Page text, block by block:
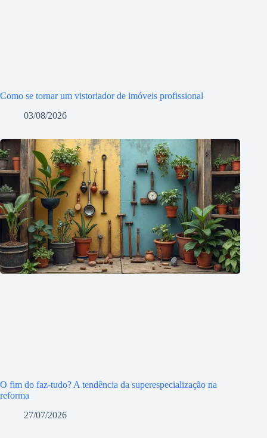
Como se tornar um vistoriador de imóveis profissional
03/08/2026
O fim do faz-tudo? A tendência da superespecialização na
reforma
27/07/2026